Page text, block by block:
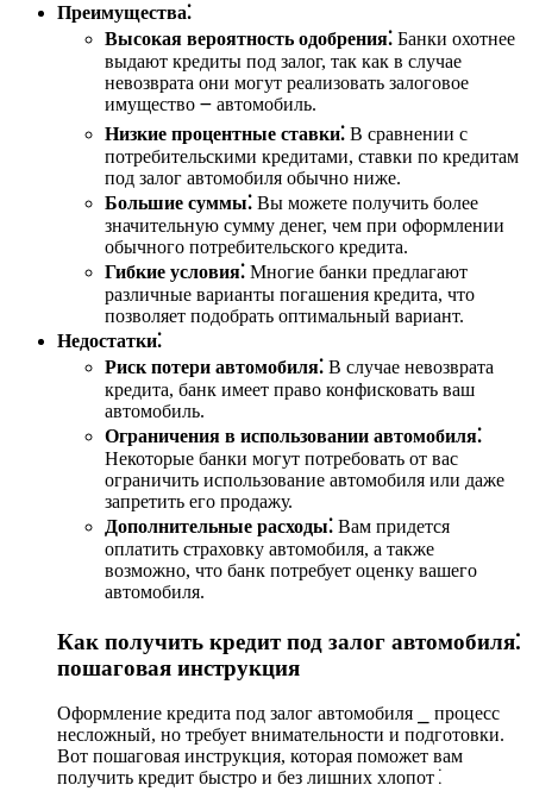
Преимущества⁚
Высокая вероятность одобрения⁚ Банки охотнее
выдают кредиты под залог, так как в случае
невозврата они могут реализовать залоговое
имущество ౼ автомобиль.
Низкие процентные ставки⁚ В сравнении с
потребительскими кредитами, ставки по кредитам
под залог автомобиля обычно ниже.
Большие суммы⁚ Вы можете получить более
значительную сумму денег, чем при оформлении
обычного потребительского кредита.
Гибкие условия⁚ Многие банки предлагают
различные варианты погашения кредита, что
позволяет подобрать оптимальный вариант.
Недостатки⁚
Риск потери автомобиля⁚ В случае невозврата
кредита, банк имеет право конфисковать ваш
автомобиль.
Ограничения в использовании автомобиля⁚
Некоторые банки могут потребовать от вас
ограничить использование автомобиля или даже
запретить его продажу.
Дополнительные расходы⁚ Вам придется
оплатить страховку автомобиля, а также
возможно, что банк потребует оценку вашего
автомобиля.
Как получить кредит под залог автомобиля⁚
пошаговая инструкция
Оформление кредита под залог автомобиля ⎯ процесс
несложный, но требует внимательности и подготовки.
Вот пошаговая инструкция, которая поможет вам
получить кредит быстро и без лишних хлопот⁚